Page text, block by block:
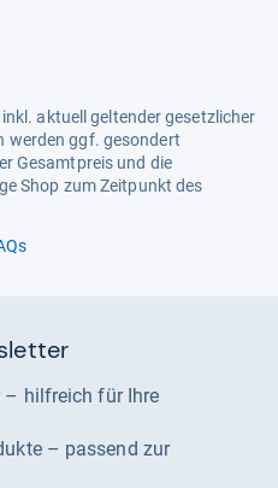
aktuell geltender gesetzlicher
werden ggf. gesondert
Gesamtpreis und die
Shop zum Zeitpunkt des